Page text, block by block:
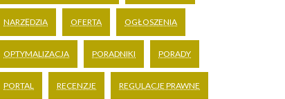
NARZĘDZIA OFERTA OGŁOSZENIA
OPTYMALIZACJA PORADNIKI PORADY
PORTAL RECENZJE REGULACJE PRAWNE